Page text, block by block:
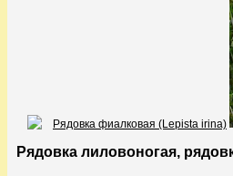
Рядовка лиловоногая,